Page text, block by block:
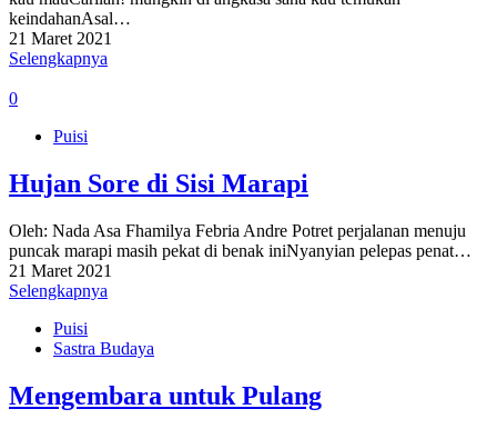
keindahanAsal…
21 Maret 2021
Selengkapnya
0
Puisi
Hujan Sore di Sisi Marapi
Oleh: Nada Asa Fhamilya Febria Andre Potret perjalanan menuju
puncak marapi masih pekat di benak iniNyanyian pelepas penat…
21 Maret 2021
Selengkapnya
Puisi
Sastra Budaya
Mengembara untuk Pulang